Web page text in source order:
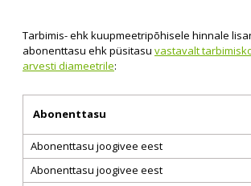
Tarbimis- ehk kuupmeetripõhisele hinnale
abonenttasu ehk püsitasu vastavalt
arvesti diameetrile:
Abonenttasu
Abonenttasu joogivee eest
Abonenttasu joogivee eest